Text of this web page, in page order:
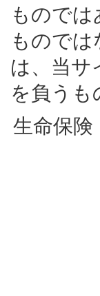
もので
もので
は、当サ
を負うも
生命保険